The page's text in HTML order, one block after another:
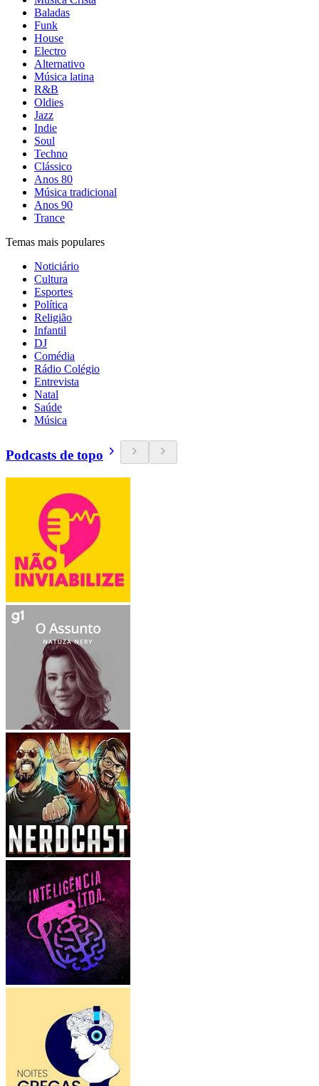
Baladas
Funk
House
Electro
Alternativo
Música latina
R&B
Oldies
Jazz
Indie
Soul
Techno
Clássico
Anos 80
Música tradicional
Anos 90
Trance
Temas mais populares
Noticiário
Cultura
Esportes
Política
Religião
Infantil
DJ
Comédia
Rádio Colégio
Entrevista
Natal
Saúde
Música
Podcasts de topo